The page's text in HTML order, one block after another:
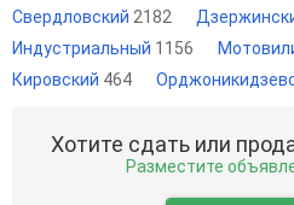
Свердловский 2182
Индустриальный 1156
Кировский 464
Хотите сдать или
Разместите